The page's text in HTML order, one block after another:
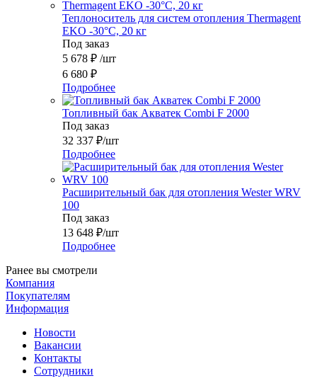
Теплоноситель для систем отопления Thermagent
EKO -30°C, 20 кг
Под заказ
5 678 ₽ /шт
6 680 ₽
Подробнее
Топливный бак Акватек Combi F 2000
Под заказ
32 337 ₽/шт
Подробнее
Расширительный бак для отопления Wester WRV
100
Под заказ
13 648 ₽/шт
Подробнее
Ранее вы смотрели
Компания
Покупателям
Информация
Новости
Вакансии
Контакты
Сотрудники